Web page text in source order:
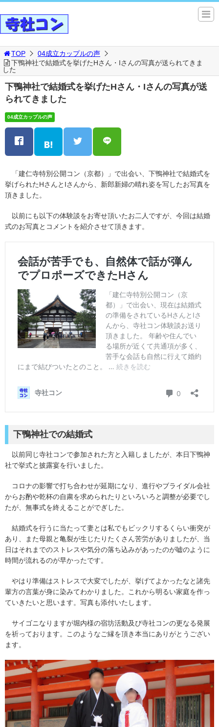
TOP
04成立カップルの声
下鴨神社で結婚式を挙げたHさん・Iさんの写真が送られてきま
した
下鴨神社で結婚式を挙げたHさん・Iさんの写真が送
られてきました
04成立カップルの声
「建仁寺特別公開コン（京都）」で出会い、下鴨神社で結婚式を
挙げられたHさんとIさんから、新郎新婦の晴れ姿を写したお写真を
頂きました。
以前にも以下の体験談をお寄せ頂いたお二人ですが、今回は結婚
式のお写真とコメントを紹介させて頂きます。
下鴨神社での結婚式
以前同じ寺社コンで参加された方と入籍しましたが、本日下鴨神
社で挙式と披露宴を行いました。
コロナの影響で打ち合わせが延期になり、進行やブライダル会社
からお酌や乾杯の自粛を求められたりといろいろと調整が必要でし
たが、無事式を終えることがでぎした。
結婚式を行うに当たって妻とは私でもビックリするくらい衝突が
あり、また母親と亀裂が生じたりたくさん苦労がありましたが、当
日はそれまでのストレスや気分の落ち込みがあったのが嘘のように
時間が流れるのが早かったです。
やはり準備はストレスで大変でしたが、挙げてよかったなと諸先
輩方の言葉が身に染みてわかりました。これから明るい家庭を作っ
ていきたいと思います。写真も添付いたします。
サイゴニなりますが堀内様の宿坊活動及び寺社コンの更なる発展
を祈っております。このようなご縁を頂き本当にありがとうござい
ます。